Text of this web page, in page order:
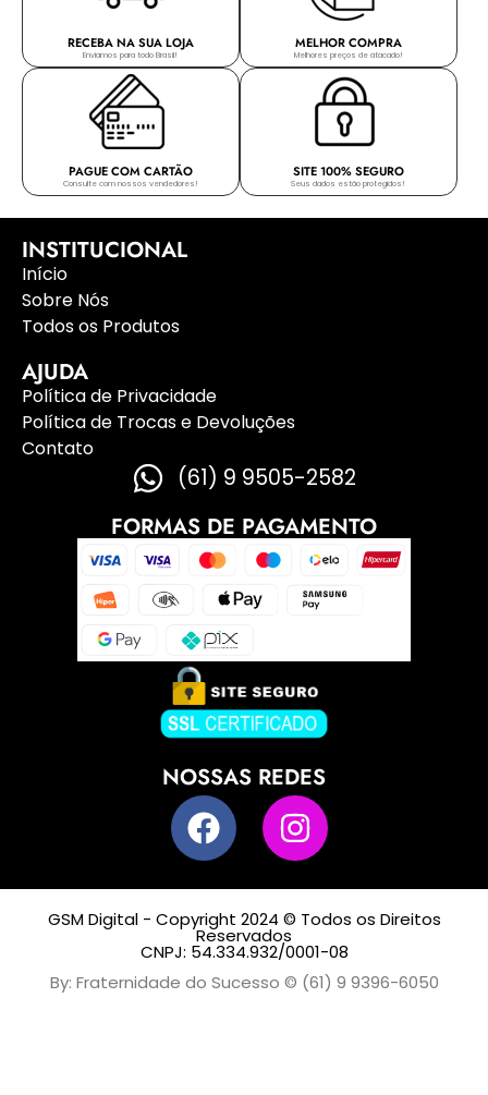
RECEBA NA SUA LOJA
Enviamos para todo Brasil!
MELHOR COMPRA
Melhores preços de atacado!
PAGUE COM CARTÃO
Consulte com nossos vendedores!
SITE 100% SEGURO
Seus dados estão protegidos!
INSTITUCIONAL
Início
Sobre Nós
Todos os Produtos
AJUDA
Política de Privacidade
Política de Trocas e Devoluções
Contato
(61) 9 9505-2582
FORMAS DE PAGAMENTO
NOSSAS REDES
GSM Digital - Copyright 2024 © Todos os Direitos
Reservados
CNPJ: 54.334.932/0001-08
By: Fraternidade do Sucesso © (61) 9 9396-6050